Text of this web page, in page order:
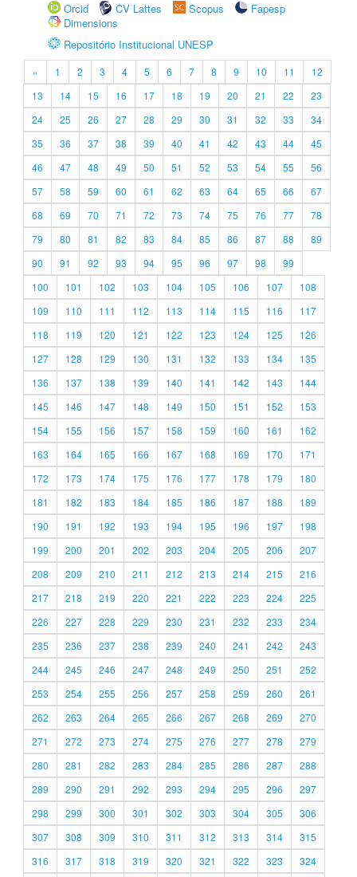
Orcid
CV Lattes Scopus
Fapesp
Dimensions
Repositório Institucional UNESP
« 1 2 3 4 5 6 7 8 9 10 11
12
13
14 15 16 17 18 19 20 21 22
23
24
25 26 27 28 29 30 31 32 33
34
35
36 37 38 39 40 41 42 43 44
45
46
47 48 49 50 51 52 53 54 55
56
57
58 59 60 61 62 63 64 65 66
67
68
69 70 71 72 73 74 75 76 77
78
79
80 81 82 83 84 85 86 87 88
89
90
91 92 93 94 95 96 97 98
99
100
101 102 103 104 105 106 107
108
109
110 111 112 113 114 115 116
117
118
119 120 121 122 123 124 125
126
127
128 129 130 131 132 133 134
135
136
137 138 139 140 141 142 143
144
145
146 147 148 149 150 151 152
153
154
155 156 157 158 159 160 161
162
163
164 165 166 167 168 169 170
171
172
173 174 175 176 177 178 179
180
181
182 183 184 185 186 187 188
189
190
191 192 193 194 195 196 197
198
199
200 201 202 203 204 205 206
207
208
209 210 211 212 213 214 215
216
217
218 219 220 221 222 223 224
225
226
227 228 229 230 231 232 233
234
235
236 237 238 239 240 241 242
243
244
245 246 247 248 249 250 251
252
253
254 255 256 257 258 259 260
261
262
263 264 265 266 267 268 269
270
271
272 273 274 275 276 277 278
279
280
281 282 283 284 285 286 287
288
289
290 291 292 293 294 295 296
297
298
299 300 301 302 303 304 305
306
307
308 309 310 311 312 313 314
315
316
317 318 319 320 321 322 323 324